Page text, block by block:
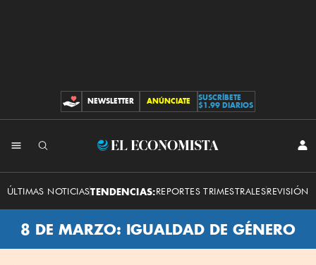
CONTRIBUCIONES
NEWSLETTER ANÚNCIATE
SUSCRÍBETE
$1.99 DIARIOS
El
Economista
ÚLTIMAS NOTICIASTENDENCIAS:REPORTES TRIMESTRALESREVISIÓN
8 DE MARZO: IGUALDAD DE GÉNERO